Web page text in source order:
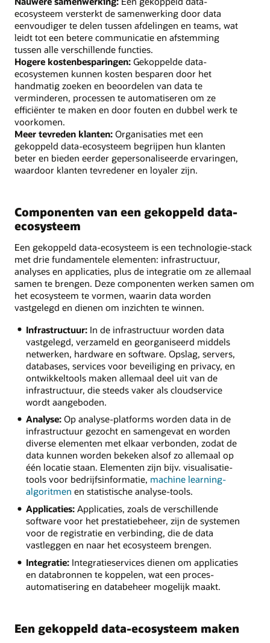
ecosysteem versterkt de samenwerking door data
eenvoudiger te delen tussen afdelingen en teams, wat
leidt tot een betere communicatie en afstemming
tussen alle verschillende functies.
Hogere kostenbesparingen: Gekoppelde data-
ecosystemen kunnen kosten besparen door het
handmatig zoeken en beoordelen van data te
verminderen, processen te automatiseren om ze
efficiënter te maken en door fouten en dubbel werk te
voorkomen.
Meer tevreden klanten: Organisaties met een
gekoppeld data-ecosysteem begrijpen hun klanten
beter en bieden eerder gepersonaliseerde ervaringen,
waardoor klanten tevredener en loyaler zijn.
Componenten van een gekoppeld data-
ecosysteem
Een gekoppeld data-ecosysteem is een technologie-stack
met drie fundamentele elementen: infrastructuur,
analyses en applicaties, plus de integratie om ze allemaal
samen te brengen. Deze componenten werken samen om
het ecosysteem te vormen, waarin data worden
vastgelegd en dienen om inzichten te winnen.
Infrastructuur:In de infrastructuur worden data
vastgelegd, verzameld en georganiseerd middels
netwerken, hardware en software. Opslag, servers,
databases, services voor beveiliging en privacy, en
ontwikkeltools maken allemaal deel uit van de
infrastructuur, die steeds vaker als cloudservice
wordt aangeboden.
Analyse:Op analyse-platforms worden data in de
infrastructuur gezocht en samengevat en worden
diverse elementen met elkaar verbonden, zodat de
data kunnen worden bekeken alsof zo allemaal op
één locatie staan. Elementen zijn bijv. visualisatie-
tools voor bedrijfsinformatie, machine learning-
algoritmen en statistische analyse-tools.
Applicaties:Applicaties, zoals de verschillende
software voor het prestatiebeheer, zijn de systemen
voor de registratie en verbinding, die de data
vastleggen en naar het ecosysteem brengen.
Integratie:Integratieservices dienen om applicaties
en databronnen te koppelen, wat een proces-
automatisering en databeheer mogelijk maakt.
Een gekoppeld data-ecosysteem maken